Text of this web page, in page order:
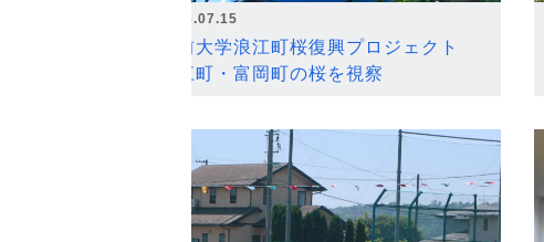
2026.07.15
弘前大学浪江町桜復興プロジェクト
浪江町・富岡町の桜を視察